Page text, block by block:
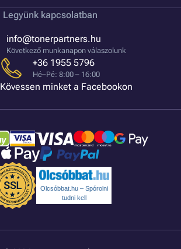
Legyünk kapcsolatban
info@tonerpartners.hu
Következő munkanapon válaszolunk
+36 1955 5796
Hé–Pé: 8:00 – 16:00
Kövessen minket a Facebookon
Olcsóbbat.hu – Spórolni
tudni kell